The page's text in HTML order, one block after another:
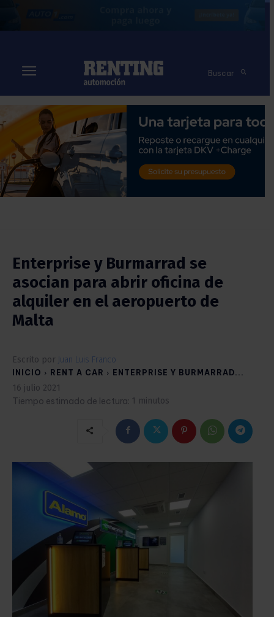
Buscar
Enterprise y Burmarrad se
asocian para abrir oficina de
alquiler en el aeropuerto de
Malta
Escrito por Juan Luis Franco
INICIO RENT A CAR ENTERPRISE Y BURMARRAD...
16 julio 2021
Tiempo estimado de lectura: 1 minutos